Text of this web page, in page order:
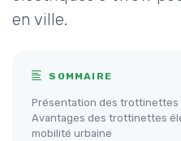
en ville.
SOMMAIRE
Présentation des trottinettes
Avantages des trottinettes
mobilité urbaine